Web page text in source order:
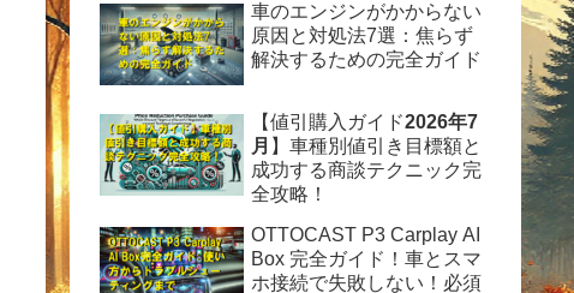
車のエンジンがかからない
原因と対処法7選：焦らず
解決するための完全ガイド
【値引購入ガイド2026年7
月 】車種別値引き目標額と
成功する商談テクニック完
全攻略！
OTTOCAST P3 Carplay AI
Box 完全ガイド！車とスマ
ホ接続で失敗しない！必須